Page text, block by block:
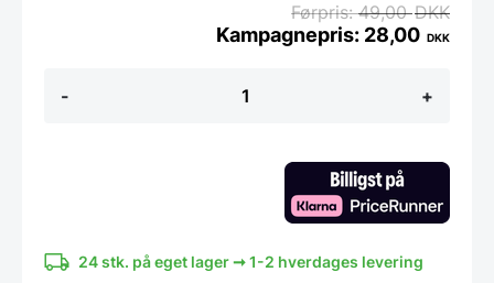
-
Swiss
+
49,00DKK
28,00 DKK
24 stk. på eget lager ➞ 1-2 hverdages levering